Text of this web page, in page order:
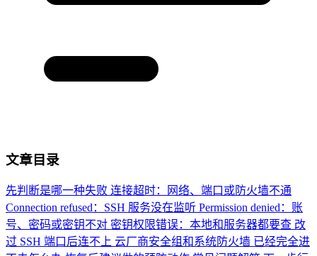
文章目录
先判断是哪一种失败 连接超时：网络、端口或防火墙不通
Connection refused：SSH 服务没在监听 Permission denied：账
号、密码或密钥不对 密钥权限错误：本地和服务器都要查 改
过 SSH 端口后连不上 云厂商安全组和系统防火墙 已经完全进